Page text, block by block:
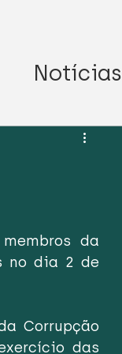
Notícias
da
no dia 2 de
Corrupção
das